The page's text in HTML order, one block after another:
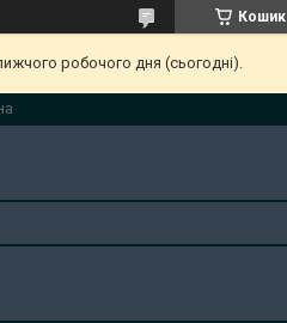
Кошик
робочого дня (сьогодні).